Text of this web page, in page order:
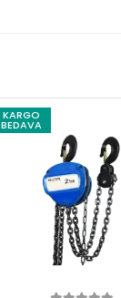
KARGO
BEDAVA